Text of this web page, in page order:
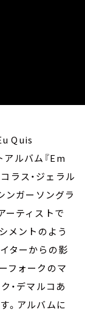
Quis
ルバム『Em
ラス・ジェラル
ンガーソングラ
ーティストで
メントのよう
ターからの影
フォークのマ
・デマルコあ
。アルバムに